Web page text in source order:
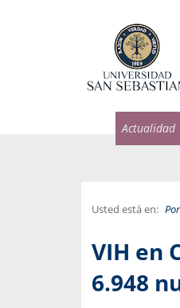
Actualidad
Usted está en:
VIH en
6.948